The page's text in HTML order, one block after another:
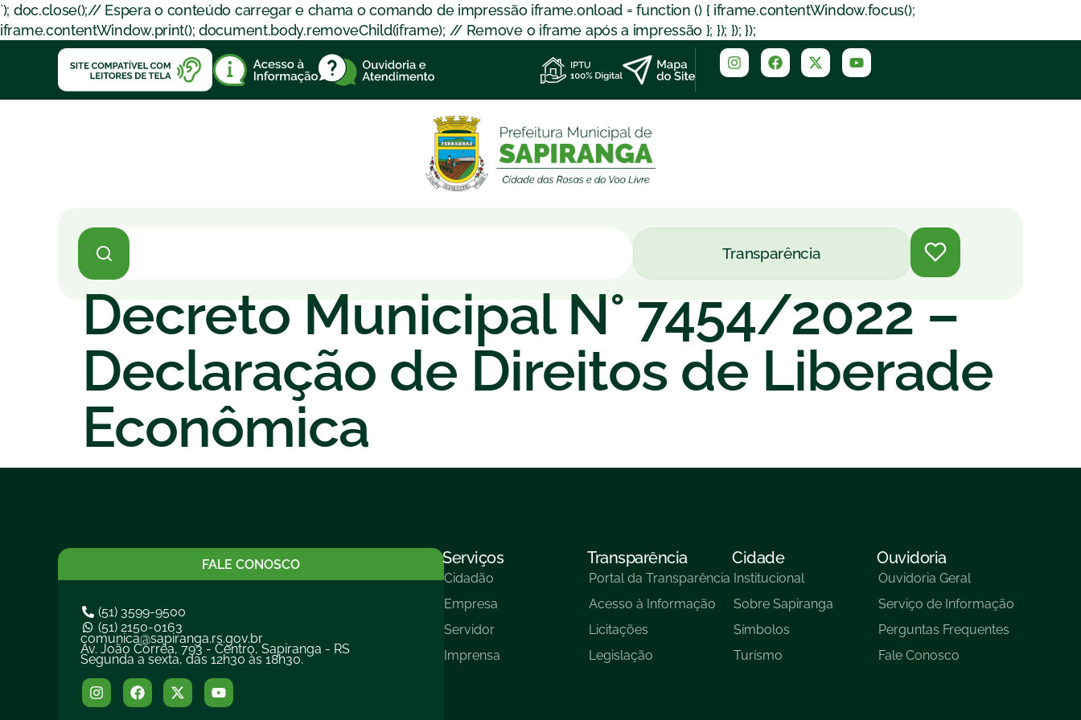
`); doc.close();// Espera o conteúdo carregar e chama o comando de impressão iframe.onload = function () { iframe.contentWindow.focus();
iframe.contentWindow.print(); document.body.removeChild(iframe); // Remove o iframe após a impressão }; }); }); });
Transparência
Decreto Municipal N° 7454/2022 –
Declaração de Direitos de Liberade
Econômica
FALE CONOSCO
(51) 3599-9500
(51) 2150-0163
comunica@sapiranga.rs.gov.br
Av. João Corrêa, 793 - Centro, Sapiranga - RS
Segunda a sexta, das 12h30 às 18h30.
Serviços
Cidadão
Empresa
Servidor
Imprensa
Transparência
Portal da Transparência
Acesso à Informação
Licitações
Legislação
Cidade
Institucional
Sobre Sapiranga
Símbolos
Turísmo
Ouvidoria
Ouvidoria Geral
Serviço de Informação
Perguntas Frequentes
Fale Conosco